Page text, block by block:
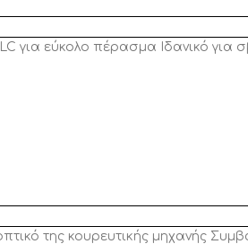
για εύκολο πέρασμα Ιδανικό για
της κουρευτικής μηχανής